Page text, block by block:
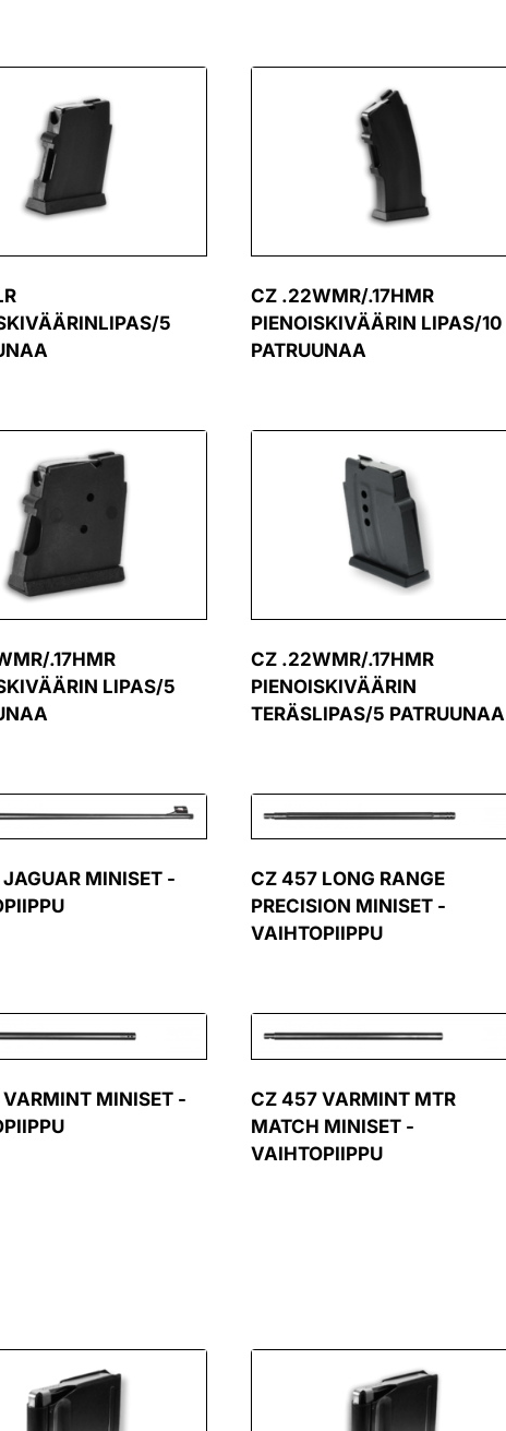
5
CZ .22WMR/.17HMR
PIENOISKIVÄÄRIN LIPAS/10
PATRUUNAA
.17HMR
LIPAS/5
CZ .22WMR/.17HMR
PIENOISKIVÄÄRIN
TERÄSLIPAS/5 PATRUUNAA
MINISET -
CZ 457 LONG RANGE
PRECISION MINISET -
VAIHTOPIIPPU
MINISET -
CZ 457 VARMINT MTR
MATCH MINISET -
VAIHTOPIIPPU